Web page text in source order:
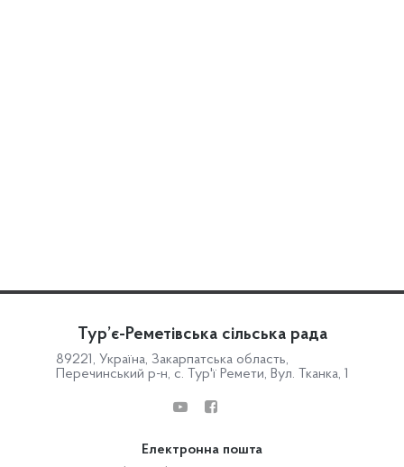
Тур’є-Реметівська сільська рада
89221, Україна, Закарпатська область,
Перечинський р-н, с. Тур'ї Ремети, Вул. Тканка, 1
Електронна пошта